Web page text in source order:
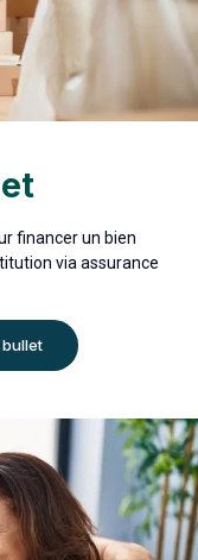
financer un bien
via assurance